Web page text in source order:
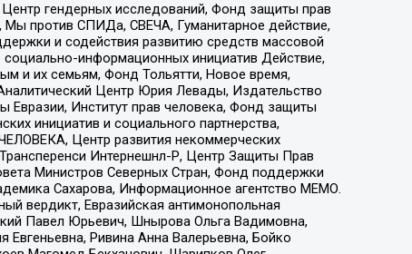
гендерных исследований, Фонд защиты прав
против СПИДа, СВЕЧА, Гуманитарное действие,
и содействия развитию средств массовой
информационных инициатив Действие,
и их семьям, Фонд Тольятти, Новое время,
Центр Юрия Левады, Издательство
Институт прав человека, Фонд защиты
инициатив и социального партнерства,
Центр развития некоммерческих
Интернешнл-Р, Центр Защиты Прав
Министров Северных Стран, Фонд поддержки
Сахарова, Информационное агентство МЕМО.
вердикт, Евразийская антимонопольная
Павел Юрьевич, Шнырова Ольга Вадимовна,
Ривина Анна Валерьевна, Бойко